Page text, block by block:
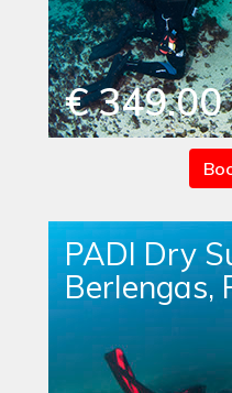
€ 349.00
PADI Dry
Berlengas,